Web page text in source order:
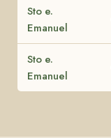
Sto e.
Emanuel
Sto e.
Emanuel